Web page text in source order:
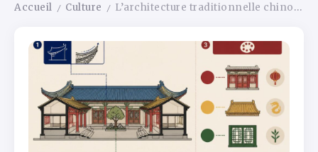
Accueil / Culture / L’architecture traditionnelle chinoise : toit retroussé, cour intérieure et symbolique des couleurs